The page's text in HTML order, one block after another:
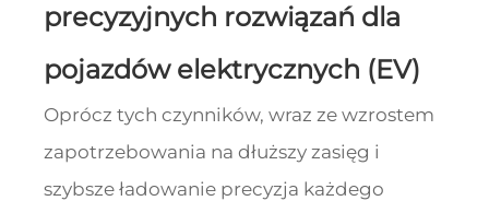
precyzyjnych rozwiązań dla
pojazdów elektrycznych (EV)
Oprócz tych czynników, wraz ze wzrostem
zapotrzebowania na dłuższy zasięg i
szybsze ładowanie precyzja każdego